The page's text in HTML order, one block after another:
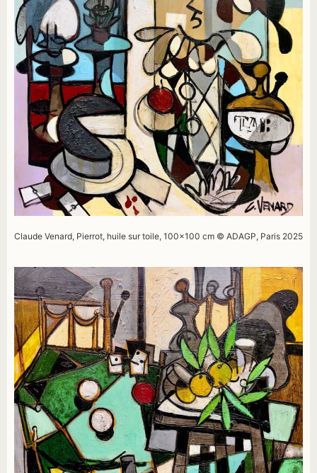
Claude Venard, Pierrot, huile sur toile, 100×100 cm © ADAGP, Paris 2025